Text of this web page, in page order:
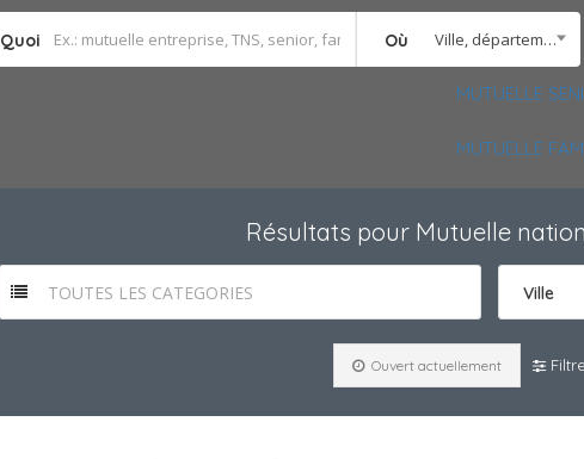
Quoi Où Ville, département, région
MUTUELLE
MUTUELLE
Résultats pour Mutuelle
TOUTES LES CATEGORIES Ville
Ouvert actuellement